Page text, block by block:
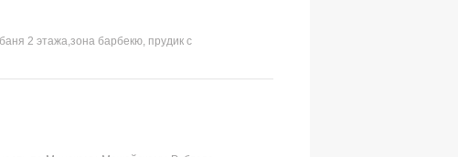
2 этажа,зона барбекю, прудик с